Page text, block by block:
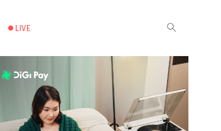
LIVE